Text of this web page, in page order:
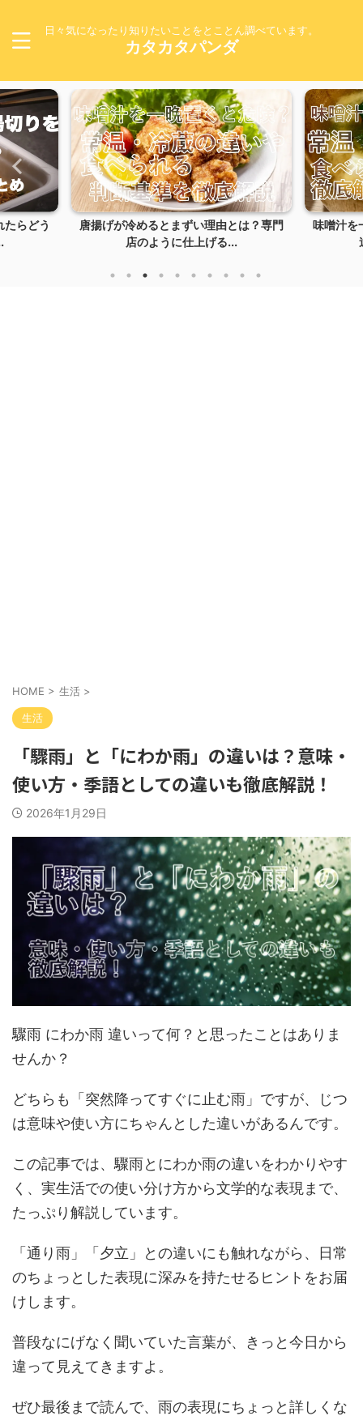
日々気になったり知りたいことをとことん調べています。
カタカタパンダ
らどう
唐揚げが冷めるとまずい理由とは？専門
店のように仕上げる...
味噌汁を
HOME > 生活 >
生活
「驟雨」と「にわか雨」の違いは？意味・
使い方・季語としての違いも徹底解説！
2026年1月29日
驟雨 にわか雨 違いって何？と思ったことはありま
せんか？
どちらも「突然降ってすぐに止む雨」ですが、じつ
は意味や使い方にちゃんとした違いがあるんです。
この記事では、驟雨とにわか雨の違いをわかりやす
く、実生活での使い分け方から文学的な表現まで、
たっぷり解説しています。
「通り雨」「夕立」との違いにも触れながら、日常
のちょっとした表現に深みを持たせるヒントをお届
けします。
普段なにげなく聞いていた言葉が、きっと今日から
違って見えてきますよ。
ぜひ最後まで読んで、雨の表現にちょっと詳しくな